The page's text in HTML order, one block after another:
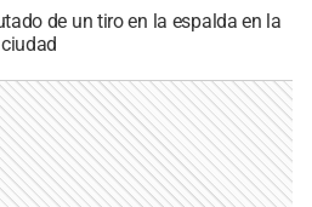
de un tiro en la espalda en la